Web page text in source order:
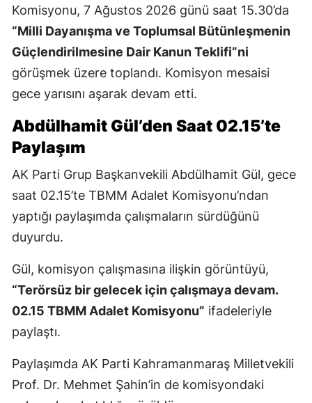
Komisyonu, 7 Ağustos 2026 günü saat 15.30’da
“Milli Dayanışma ve Toplumsal Bütünleşmenin
Güçlendirilmesine Dair Kanun Teklifi”ni
görüşmek üzere toplandı. Komisyon mesaisi
gece yarısını aşarak devam etti.
Abdülhamit Gül’den Saat 02.15’te
Paylaşım
AK Parti Grup Başkanvekili Abdülhamit Gül, gece
saat 02.15’te TBMM Adalet Komisyonu’ndan
yaptığı paylaşımda çalışmaların sürdüğünü
duyurdu.
Gül, komisyon çalışmasına ilişkin görüntüyü,
“Terörsüz bir gelecek için çalışmaya devam.
02.15 TBMM Adalet Komisyonu” ifadeleriyle
paylaştı.
Paylaşımda AK Parti Kahramanmaraş Milletvekili
Prof. Dr. Mehmet Şahin’in de komisyondaki